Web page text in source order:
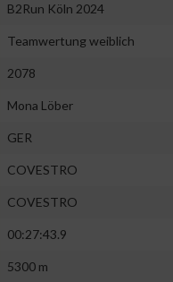
B2Run Köln 2024
Teamwertung weiblich
2078
Mona Löber
GER
COVESTRO
COVESTRO
00:27:43.9
5300 m